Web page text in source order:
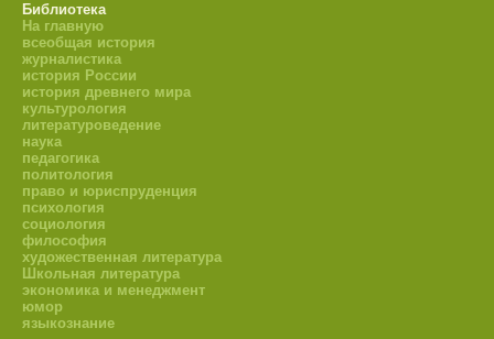
Библиотека
На главную
всеобщая история
журналистика
история России
история древнего мира
культурология
литературоведение
наука
педагогика
политология
право и юриспруденция
психология
социология
философия
художественная литература
Школьная литература
экономика и менеджмент
юмор
языкознание